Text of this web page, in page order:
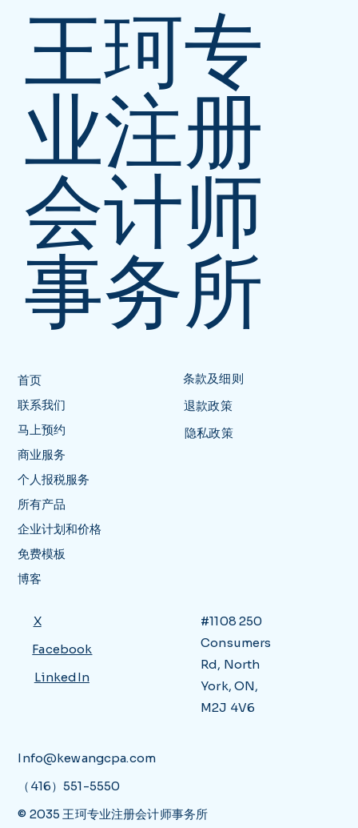
王珂专
业注册
会计师
事务所
首页
联系我们
马上预约
商业服务
个人报税服务
所有产品
企业计划和价格
免费模板
博客
条款及细则
退款政策
隐私政策
Facebook
LinkedIn
X
#1108 250
Consumers
Rd, North
York, ON,
M2J 4V6
Info@kewangcpa.com
（416）551-5550
© 2035 王珂专业注册会计师事务所